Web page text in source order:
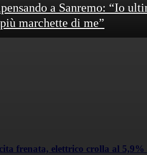
a Sanremo: “Io
marchette di me”
frenata, elettrico crolla al 5,9%